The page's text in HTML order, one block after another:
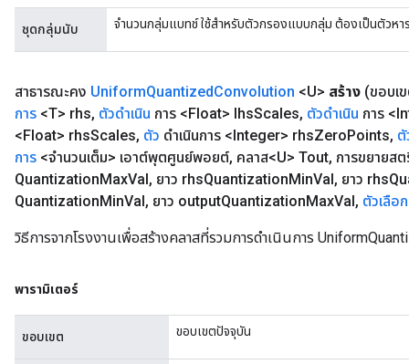
ชุดกลุ่มนับ จำนวนกลุ่มแบทช์ ใช้สำหรับตัวกรองแบบกลุ่ม ต้องเป็นตัวห
สาธารณะคง UniformQuantizedConvolution <U> สร้าง (ขอบเ
การ <T> rhs, ตัวดำเนิน การ <Float> lhsScales, ตัวดำเนิน การ
<Float> rhsScales, ตัว ดำเนินการ <Integer> rhsZeroPoints, ตั
การ <จำนวนเต็ม> เอาต์พุตศูนย์พอยต์, คลาส<U> Tout, การขยายส
QuantizationMaxVal, ยาว rhsQuantizationMinVal, ยาว rhs
QuantizationMinVal, ยาว outputQuantizationMaxVal, ตัวเลือก
วิธีการจากโรงงานเพื่อสร้างคลาสที่รวมการดำเนินการ
พารามิเตอร์
ขอบเขต ขอบเขตปัจจุบัน